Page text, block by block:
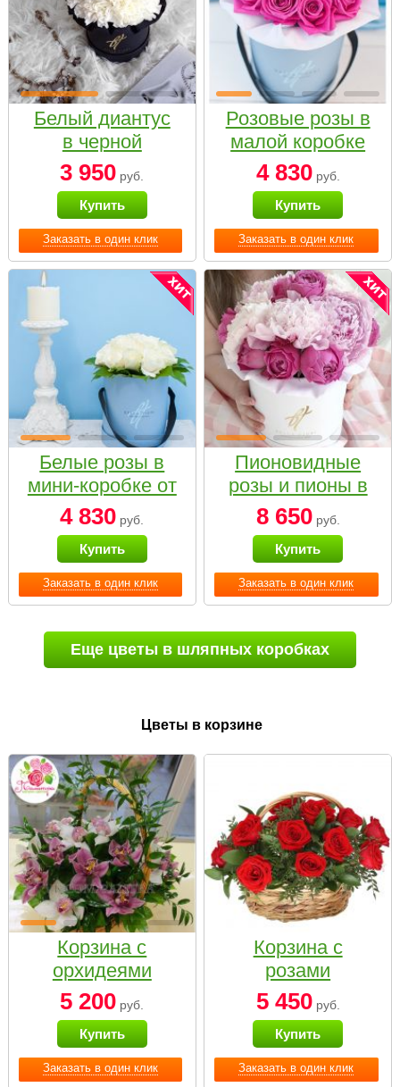
Заказать в один клик
Белый диантус
в черной
коробке Small
3 950 руб.
Купить
Заказать в один клик
Розовые розы в
малой коробке
4 830руб.
Купить
Заказать в один клик
Белые розы в
мини-коробке от
Bella Fiori
4 830 руб.
Купить
Заказать в один клик
Пионовидные
розы и пионы в
белой коробке
Small
8 650руб.
Купить
Еще цветы в шляпных коробках
Цветы в корзине
Заказать в один клик
Корзина с
орхидеями
малая
5 200 руб.
Купить
Заказать в один клик
Корзина с
розами
«Красный
Париж»
5 450руб.
Купить